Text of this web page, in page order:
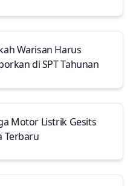
Warisan Harus
di SPT Tahunan
Motor Listrik Gesits
Terbaru